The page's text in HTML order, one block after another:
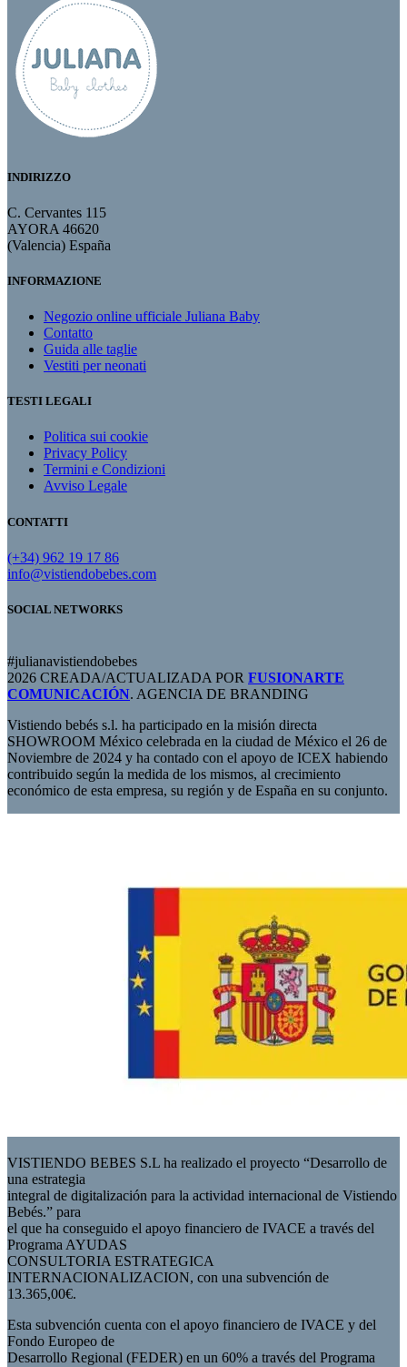
INDIRIZZO
C. Cervantes 115
AYORA 46620
(Valencia) España
INFORMAZIONE
Negozio online ufficiale Juliana Baby
Contatto
Guida alle taglie
Vestiti per neonati
TESTI LEGALI
Politica sui cookie
Privacy Policy
Termini e Condizioni
Avviso Legale
CONTATTI
(+34) 962 19 17 86
info@vistiendobebes.com
SOCIAL NETWORKS
#julianavistiendobebes
2026 CREADA/ACTUALIZADA POR FUSIONARTE
COMUNICACIÓN. AGENCIA DE BRANDING
Vistiendo bebés s.l. ha participado en la misión directa
SHOWROOM México celebrada en la ciudad de México el 26 de
Noviembre de 2024 y ha contado con el apoyo de ICEX habiendo
contribuido según la medida de los mismos, al crecimiento
económico de esta empresa, su región y de España en su conjunto.
VISTIENDO BEBES S.L ha realizado el proyecto “Desarrollo de
una estrategia
integral de digitalización para la actividad internacional de Vistiendo
Bebés.” para
el que ha conseguido el apoyo financiero de IVACE a través del
Programa AYUDAS
CONSULTORIA ESTRATEGICA
INTERNACIONALIZACION, con una subvención de
13.365,00€.
Esta subvención cuenta con el apoyo financiero de IVACE y del
Fondo Europeo de
Desarrollo Regional (FEDER) en un 60% a través del Programa